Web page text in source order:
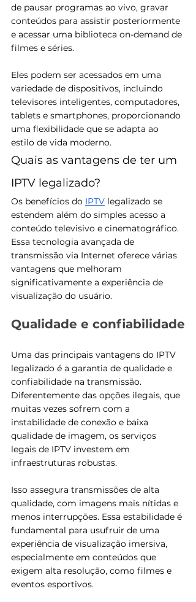
de pausar programas ao vivo, gravar
conteúdos para assistir posteriormente
e acessar uma biblioteca on-demand de
filmes e séries.
Eles podem ser acessados em uma
variedade de dispositivos, incluindo
televisores inteligentes, computadores,
tablets e smartphones, proporcionando
uma flexibilidade que se adapta ao
estilo de vida moderno.
Quais as vantagens de ter um
IPTV legalizado?
Os benefícios do IPTV legalizado se
estendem além do simples acesso a
conteúdo televisivo e cinematográfico.
Essa tecnologia avançada de
transmissão via Internet oferece várias
vantagens que melhoram
significativamente a experiência de
visualização do usuário.
Qualidade e confiabilidade
Uma das principais vantagens do IPTV
legalizado é a garantia de qualidade e
confiabilidade na transmissão.
Diferentemente das opções ilegais, que
muitas vezes sofrem com a
instabilidade de conexão e baixa
qualidade de imagem, os serviços
legais de IPTV investem em
infraestruturas robustas.
Isso assegura transmissões de alta
qualidade, com imagens mais nítidas e
menos interrupções. Essa estabilidade é
fundamental para usufruir de uma
experiência de visualização imersiva,
especialmente em conteúdos que
exigem alta resolução, como filmes e
eventos esportivos.